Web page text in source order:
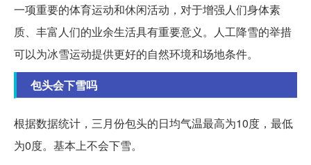
一项重要的体育运动和休闲活动，对于增强人们身体素
质、丰富人们的业余生活具有重要意义。人工降雪的举措
可以为冰雪运动提供更好的自然环境和场地条件。
包头会下雪吗
根据数据统计，三月份包头的日均气温最高为10度，最低
为0度。基本上不会下雪。